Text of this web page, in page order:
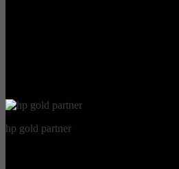
hp gold partner